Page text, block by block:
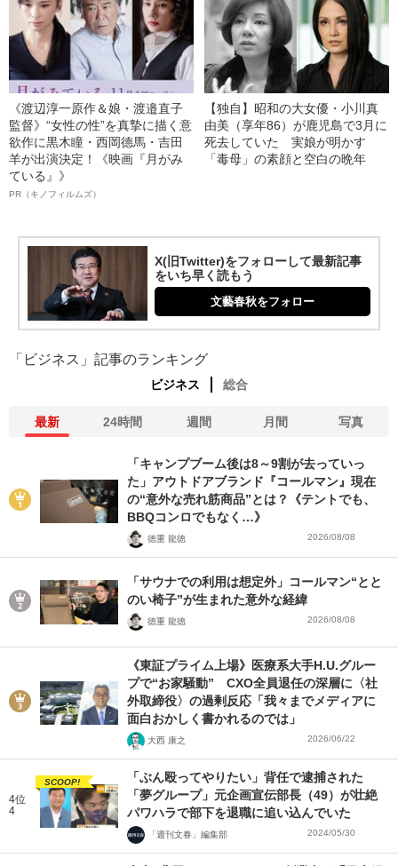
《渡辺淳一原作＆娘・渡邉直子
監督》“女性の性”を真摯に描く意
欲作に黒木瞳・西岡德馬・吉田
羊が出演決定！《映画『月がみ
ている』》
PR（キノフィルムズ）
【独自】昭和の大女優・小川真
由美（享年86）が鹿児島で3月に
死去していた 実娘が明かす
「毒母」の素顔と空白の晩年
X(旧Twitter)をフォローして最新記事
をいち早く読もう
文藝春秋をフォロー
「ビジネス」記事のランキング
ビジネス 総合
最新 24時間 週間 月間 写真
「キャンプブーム後は8～9割が去っていっ
た」アウトドアブランド『コールマン』現在
の“意外な売れ筋商品”とは？《テントでも、
BBQコンロでもなく…》
徳重 龍徳 2026/08/08
「サウナでの利用は想定外」コールマン“とと
のい椅子”が生まれた意外な経緯
徳重 龍徳 2026/08/08
《東証プライム上場》医療系大手H.U.グルー
プで“お家騒動” CXO全員退任の深層に〈社
外取締役〉の過剰反応「我々までメディアに
面白おかしく書かれるのでは」
大西 康之 2026/06/22
4位
4
SCOOP!
「ぶん殴ってやりたい」背任で逮捕された
「夢グループ」元企画宣伝部長（49）が壮絶
パワハラで部下を退職に追い込んでいた
「週刊文春」編集部 2024/05/30